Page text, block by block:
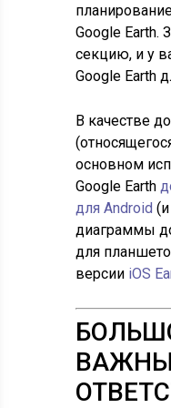
Google Earth.
секцию, и у
Google Earth
В качестве
основном
Google Earth
для Android
диаграммы
для
версии iOS